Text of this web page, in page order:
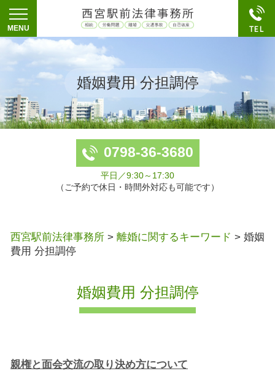
婚姻費用 分担調停
0798-36-3680
平日／9:30～17:30
（ご予約で休日・時間外対応も可能です）
西宮駅前法律事務所 > 離婚に関するキーワード > 婚姻
費用 分担調停
婚姻費用 分担調停
親権と面会交流の取り決め方について